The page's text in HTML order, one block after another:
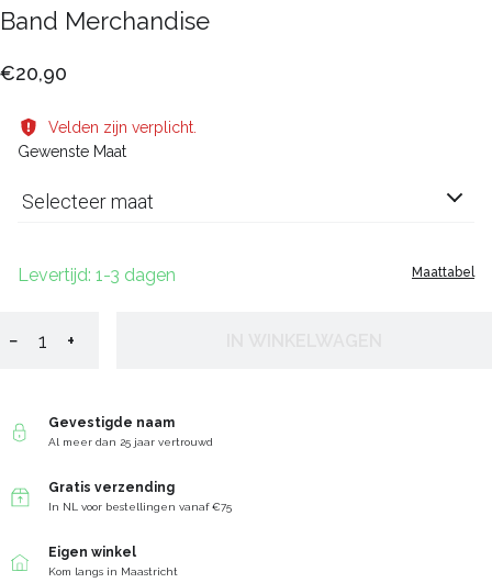
Band Merchandise
€20,90
Velden zijn verplicht.
Gewenste Maat
Selecteer maat
Maattabel
Levertijd: 1-3 dagen
− +
Gevestigde naam
Al meer dan 25 jaar vertrouwd
Gratis verzending
In NL voor bestellingen vanaf €75
Eigen winkel
Kom langs in Maastricht